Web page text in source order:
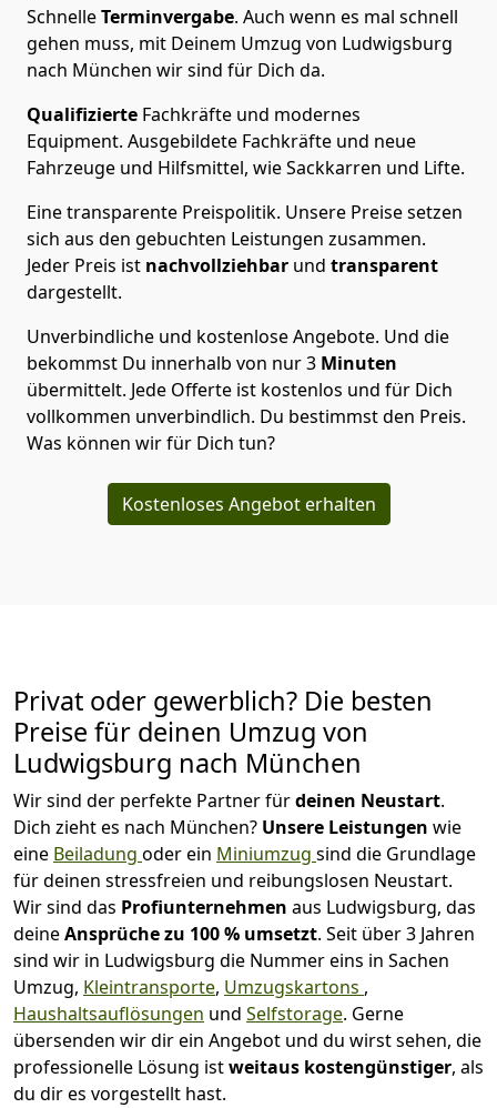
SchnelleTerminvergabe. Auch wenn es mal schnell
gehen muss, mit Deinem Umzug von Ludwigsburg
nach München wir sind für Dich da.
Qualifizierte Fachkräfte und modernes
Equipment. Ausgebildete Fachkräfte und neue
Fahrzeuge und Hilfsmittel, wie Sackkarren und Lifte.
Eine transparente Preispolitik. Unsere Preise setzen
sich aus den gebuchten Leistungen zusammen.
Jeder Preis ist nachvollziehbar und transparent
dargestellt.
Unverbindliche und kostenlose Angebote. Und die
bekommst Du innerhalb von nur3 Minuten
übermittelt. Jede Offerte ist kostenlos und für Dich
vollkommen unverbindlich. Du bestimmst den Preis.
Was können wir für Dich tun?
Kostenloses Angebot erhalten
Privat oder gewerblich? Die besten
Preise für deinen Umzug von
Ludwigsburg nach München
Wir sind der perfekte Partner fürdeinen Neustart.
Dich zieht es nach München? Unsere Leistungen wie
eine Beiladung oder ein Miniumzug sind die Grundlage
für deinen stressfreien und reibungslosen Neustart.
Wir sind das Profiunternehmen aus Ludwigsburg, das
deineAnsprüche zu 100 % umsetzt. Seit über 3 Jahren
sind wir in Ludwigsburg die Nummer eins in Sachen
Umzug, Kleintransporte, Umzugskartons ,
Haushaltsauflösungen und Selfstorage. Gerne
übersenden wir dir ein Angebot und du wirst sehen, die
professionelle Lösung istweitaus kostengünstiger, als
du dir es vorgestellt hast.